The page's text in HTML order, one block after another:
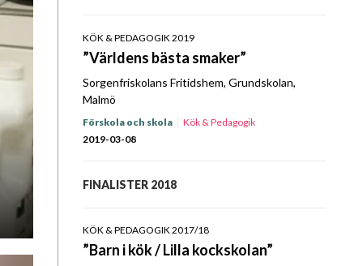
KÖK & PEDAGOGIK 2019
”Världens bästa smaker”
Sorgenfriskolans Fritidshem, Grundskolan,
Malmö
Förskola och skola
Kök & Pedagogik
2019-03-08
FINALISTER 2018
KÖK & PEDAGOGIK 2017/18
”Barn i kök / Lilla kockskolan”